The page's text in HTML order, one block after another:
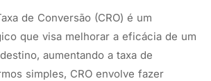
de Conversão (CRO) é um
que visa melhorar a eficácia de um
aumentando a taxa de
simples, CRO envolve fazer